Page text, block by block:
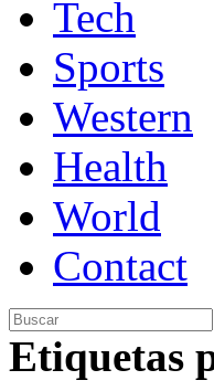
Tech
Sports
Western
Health
World
Contact
Etiquetas